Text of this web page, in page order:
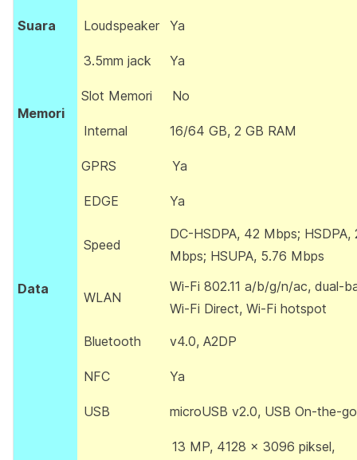
Suara Loudspeaker Ya
3.5mm jack Ya
Memori
Slot Memori No
Internal 16/64 GB, 2 GB RAM
Data
GPRS Ya
EDGE Ya
Speed
DC-HSDPA, 42 Mbps; HSDPA,
Mbps; HSUPA, 5.76 Mbps
WLAN
Wi-Fi 802.11 a/b/g/n/ac, dual-
Wi-Fi Direct, Wi-Fi hotspot
Bluetooth v4.0, A2DP
NFC Ya
USB microUSB v2.0, USB On-the-go
13 MP, 4128 x 3096 piksel,